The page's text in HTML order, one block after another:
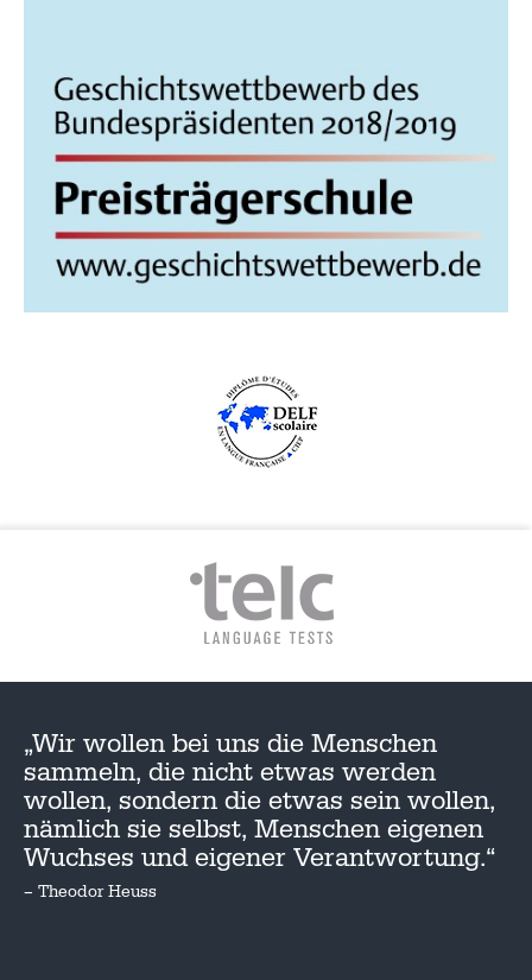
„Wir wollen bei uns die Menschen
sammeln, die nicht etwas werden
wollen, sondern die etwas sein wollen,
nämlich sie selbst, Menschen eigenen
Wuchses und eigener Verantwortung.“
– Theodor Heuss